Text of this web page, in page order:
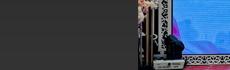
FM Lin hosts ABAC representatives
MOFA poll shows widespread
President Lai delivers 2026 New